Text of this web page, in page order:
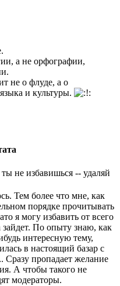
а не орфографии,
не о флуде, а о
и культуры.
не избавишься -- удаляй
Тем более что мне, как
порядке прочитывать
я могу избавить от всего
зайдет. По опыту знаю, как
интересную тему,
в настоящий базар с
пропадает желание
А чтобы такого не
модераторы.